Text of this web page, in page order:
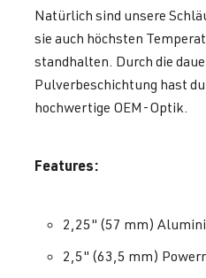
Natürlich sind unsere
sie auch höchsten
standhalten. Durch die
Pulverbeschichtung hast
hochwertige OEM-Optik.
Features:
2,25" (57 mm)
2,5" (63,5 mm)